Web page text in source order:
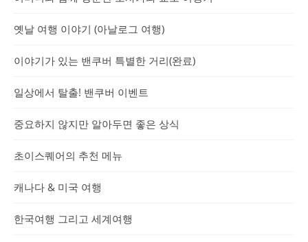
옛날 여행 이야기 (아날로그 여행)
이야기가 있는 밴쿠버 특별한 거리(완료)
일상에서 탈출! 밴쿠버 이벤트
중요하지 않지만 알아두면 좋은 상식
초이스퀘어의 추천 메뉴
캐나다 & 미국 여행
한국여행 그리고 세계여행